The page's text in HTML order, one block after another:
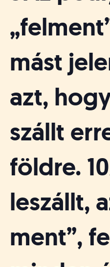
mást
azt,
szállt
földre.
leszállt,
ment”,